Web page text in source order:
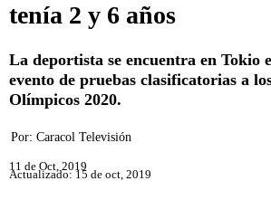
tenía 2 y 6 años
La deportista se encuentra en Tokio
evento de pruebas clasificatorias a
Olímpicos 2020.
Por: Caracol Televisión
11 de Oct, 2019
Actualizado: 15 de oct, 2019